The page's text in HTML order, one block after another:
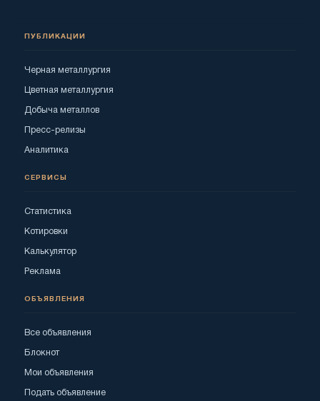
ПУБЛИКАЦИИ
Черная металлургия
Цветная металлургия
Добыча металлов
Пресс-релизы
Аналитика
СЕРВИСЫ
Статистика
Котировки
Калькулятор
Реклама
ОБЪЯВЛЕНИЯ
Все объявления
Блокнот
Мои объявления
Подать объявление